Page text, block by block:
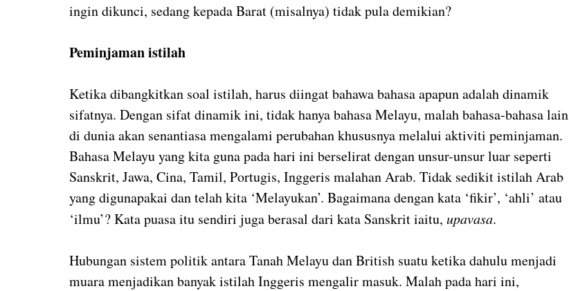
ingin dikunci, sedang kepada Barat (misalnya) tidak pula demikian?
Peminjaman istilah
Ketika dibangkitkan soal istilah, harus diingat bahawa bahasa apapun adalah dinamik
sifatnya. Dengan sifat dinamik ini, tidak hanya bahasa Melayu, malah bahasa-bahasa lain
di dunia akan senantiasa mengalami perubahan khususnya melalui aktiviti peminjaman.
Bahasa Melayu yang kita guna pada hari ini berselirat dengan unsur-unsur luar seperti
Sanskrit, Jawa, Cina, Tamil, Portugis, Inggeris malahan Arab. Tidak sedikit istilah Arab
yang digunapakai dan telah kita ‘Melayukan’. Bagaimana dengan kata ‘fikir’, ‘ahli’ atau
‘ilmu’? Kata puasa itu sendiri juga berasal dari kata Sanskrit iaitu, upavasa.
Hubungan sistem politik antara Tanah Melayu dan British suatu ketika dahulu menjadi
muara menjadikan banyak istilah Inggeris mengalir masuk. Malah pada hari ini,